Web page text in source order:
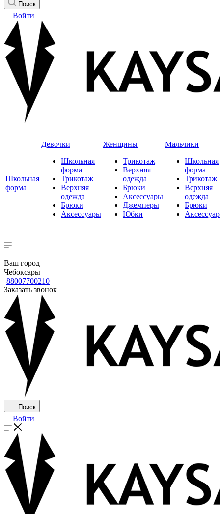
Поиск
Войти
Школьная
форма
Девочки
Школьная
форма
Трикотаж
Верхняя
одежда
Брюки
Аксессуары
Женщины
Трикотаж
Верхняя
одежда
Брюки
Аксессуары
Джемперы
Юбки
Мальчики
Школьная
форма
Трикотаж
Верхняя
одежда
Брюки
Ваш город
Чебоксары
88007700210
Заказать звонок
Поиск
Войти